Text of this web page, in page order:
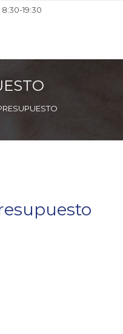
19:30